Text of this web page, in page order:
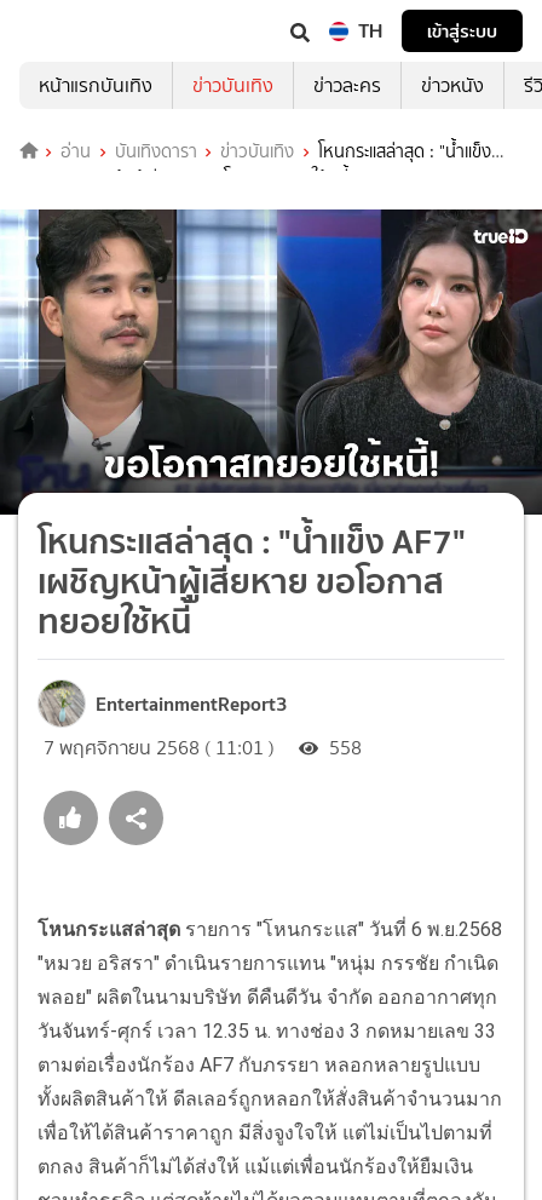
TH
เข้าสู่ระบบ
หน้าแรกบันเทิง
ข่าวบันเทิง ข่าวละคร ข่าวหนัง รี
อ่าน บันเทิงดารา ข่าวบันเทิง
โหนกระแสล่าสุด : "น้ำแข็ง
AF7" เผชิญหน้าผู้เสียหาย ขอโอกาสทยอยใช้หนี้
โหนกระแสล่าสุด : "น้ำแข็ง AF7"
เผชิญหน้าผู้เสียหาย ขอโอกาส
ทยอยใช้หนี้
EntertainmentReport3
7 พฤศจิกายน 2568 ( 11:01 ) 558
โหนกระแสล่าสุด รายการ "โหนกระแส" วันที่ 6 พ.ย.2568
"หมวย อริสรา" ดำเนินรายการแทน "หนุ่ม กรรชัย กำเนิด
พลอย" ผลิตในนามบริษัท ดีคืนดีวัน จำกัด ออกอากาศทุก
วันจันทร์-ศุกร์ เวลา 12.35 น. ทางช่อง 3 กดหมายเลข 33
ตามต่อเรื่องนักร้อง AF7 กับภรรยา หลอกหลายรูปแบบ
ทั้งผลิตสินค้าให้ ดีลเลอร์ถูกหลอกให้สั่งสินค้าจำนวนมาก
เพื่อให้ได้สินค้าราคาถูก มีสิ่งจูงใจให้ แต่ไม่เป็นไปตามที่
ตกลง สินค้าก็ไม่ได้ส่งให้ แม้แต่เพื่อนนักร้องให้ยืมเงิน